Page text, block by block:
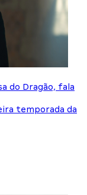
do Dragão, fala
temporada da